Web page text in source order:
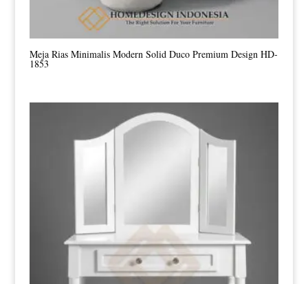
Meja Rias Minimalis Modern Solid Duco Premium Design HD-
1853